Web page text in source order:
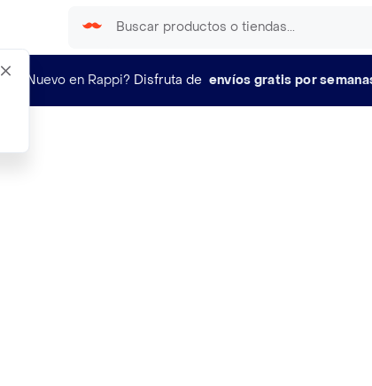
¿Nuevo en Rappi? Disfruta de envíos gratis por